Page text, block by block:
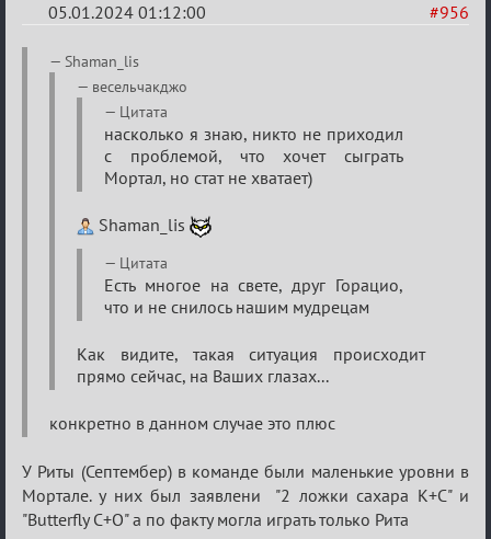
#956
05.01.2024 01:12:00
Re:
Сумрак
нововведения
Shaman_lis
весельчакджо
Цитата
насколько я знаю, никто не приходил
с проблемой, что хочет сыграть
Мортал, но стат не хватает)
Shaman_lis
Цитата
Есть многое на свете, друг Горацио,
что и не снилось нашим мудрецам
Как видите, такая ситуация происходит
прямо сейчас, на Ваших глазах...
конкретно в данном случае это плюс
У Риты (Септембер) в команде были маленькие уровни в
Мортале. у них был заявлени "2 ложки сахара К+С" и
"Butterfly С+О" а по факту могла играть только Рита